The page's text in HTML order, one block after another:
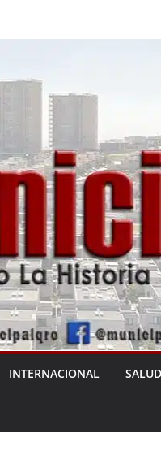
INTERNACIONAL SALUD